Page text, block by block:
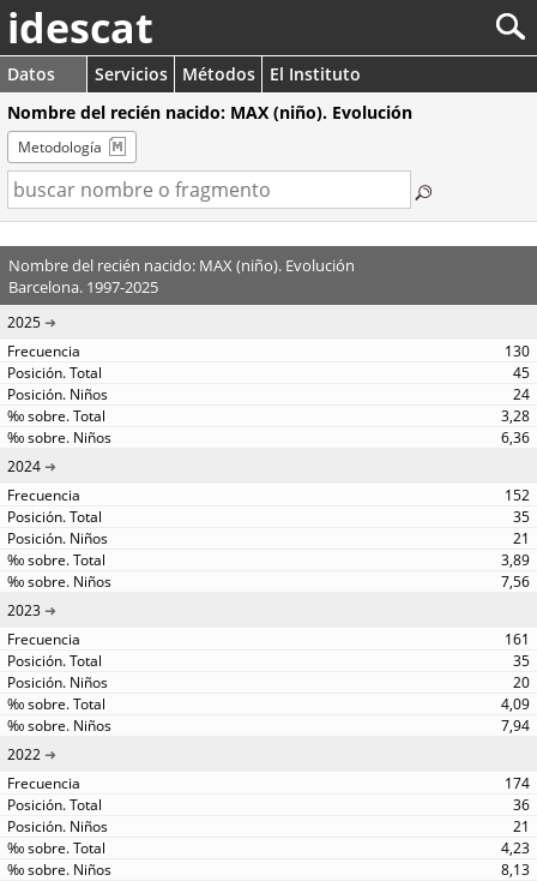
idescat
Datos Servicios Métodos
El Instituto
Nombre del recién nacido: MAX (niño). Evolución
Metodología
Nombre del recién nacido: MAX (niño). Evolución
Barcelona. 1997-2025
2025
130
45
24
3,28
6,36
2024
152
35
21
3,89
7,56
2023
161
35
20
4,09
7,94
2022
174
36
21
4,23
8,13